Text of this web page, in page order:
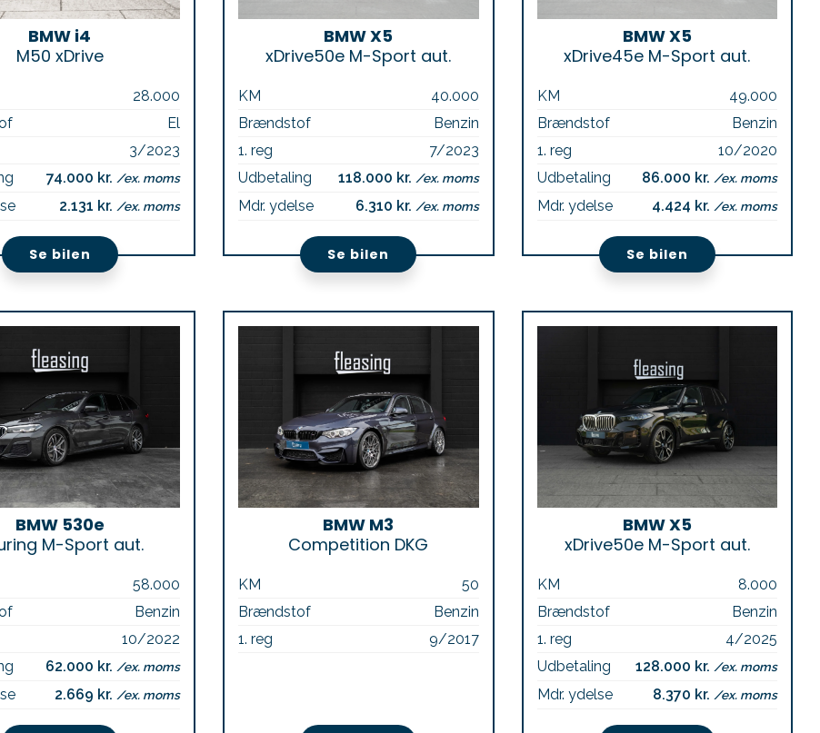
BMW i4
M50 xDrive
28.000
El
3/2023
74.000 kr. /ex. moms
2.131 kr. /ex. moms
Se bilen
BMW X5
xDrive50e M-Sport aut.
KM
40.000
Brændstof
Benzin
1. reg
7/2023
Udbetaling
118.000 kr. /ex. moms
Mdr. ydelse 6.310 kr. /ex. moms
Se bilen
BMW X5
xDrive45e M-Sport aut.
KM
49.000
Brændstof
Benzin
1. reg
10/2020
Udbetaling
86.000 kr. /ex. moms
Mdr. ydelse 4.424 kr. /ex. moms
Se bilen
BMW 530e
M-Sport aut.
58.000
Benzin
10/2022
62.000 kr. /ex. moms
2.669 kr. /ex. moms
BMW M3
Competition DKG
KM
50
Brændstof
Benzin
1. reg
9/2017
BMW X5
xDrive50e M-Sport aut.
KM
8.000
Brændstof
Benzin
1. reg
4/2025
Udbetaling
128.000 kr. /ex. moms
Mdr. ydelse 8.370 kr. /ex. moms